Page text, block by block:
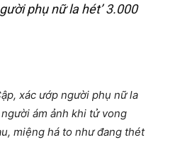
phụ nữ la hét’ 3.000
xác ướp người phụ nữ la
ám ảnh khi tử vong
miệng há to như đang thét